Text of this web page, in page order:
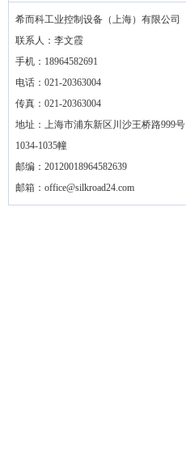
希而科工业控制设备（上海）有限公司
联系人：李文霞
手机：18964582691
电话：021-20363004
传真：021-20363004
地址：上海市浦东新区川沙王桥路999号
1034-1035幢
邮编：20120018964582639
邮箱： office@silkroad24.com